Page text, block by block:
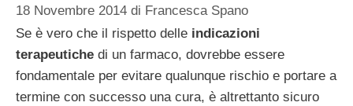
18 Novembre 2014 di Francesca Spano
Se è vero che il rispetto delle indicazioni
terapeutiche di un farmaco, dovrebbe essere
fondamentale per evitare qualunque rischio e portare a
termine con successo una cura, è altrettanto sicuro